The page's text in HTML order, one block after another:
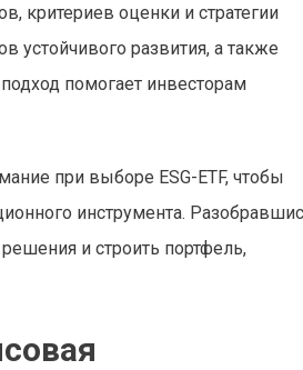
критериев оценки и стратегии
устойчивого развития, а также
помогает инвесторам
при выборе ESG-ETF, чтобы
инструмента.
и строить портфель,